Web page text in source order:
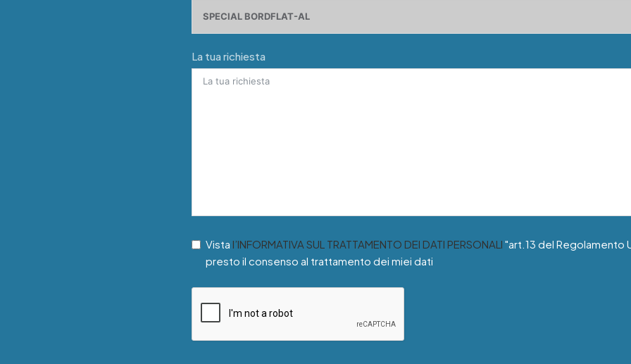
La tua richiesta
Vista l’INFORMATIVA SUL TRATTAMENTO DEI DATI PERSONALI "art.13 del Regolamento
presto il consenso al trattamento dei miei dati